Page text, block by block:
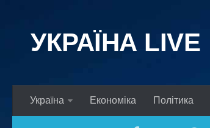
УКРАЇНА LIVE
Україна Економіка Політика